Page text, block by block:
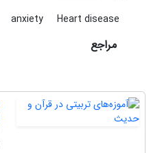
anxiety Heart disease
مراجع